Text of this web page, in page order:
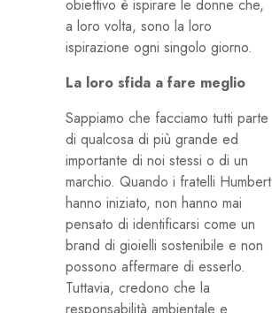
obiettivo è ispirare le donne che,
a loro volta, sono la loro
ispirazione ogni singolo giorno.
La loro sfida a fare meglio
Sappiamo che facciamo tutti parte
di qualcosa di più grande ed
importante di noi stessi o di un
marchio. Quando i fratelli Humbert
hanno iniziato, non hanno mai
pensato di identificarsi come un
brand di gioielli sostenibile e non
possono affermare di esserlo.
Tuttavia, credono che la